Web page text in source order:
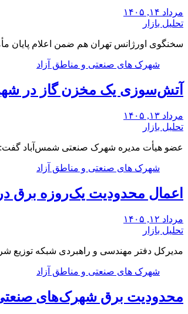
مرداد ۱۴, ۱۴۰۵
تحلیل بازار
سخنگوی اورژانس تهران هم ضمن اعلام پایان مأموریت گفت:
شهرک های صنعتی و مناطق آزاد
آتش‌سوزی یک مخزن گاز در
مرداد ۱۳, ۱۴۰۵
تحلیل بازار
عضو هیأت مدیره شهرک صنعتی شمس‌آباد گفت:
شهرک های صنعتی و مناطق آزاد
اعمال محدودیت یک‌روزه برق
مرداد ۱۲, ۱۴۰۵
تحلیل بازار
مدیرکل دفتر مهندسی و راهبردی شبکه توزیع
شهرک های صنعتی و مناطق آزاد
محدودیت برق شهرک‌های